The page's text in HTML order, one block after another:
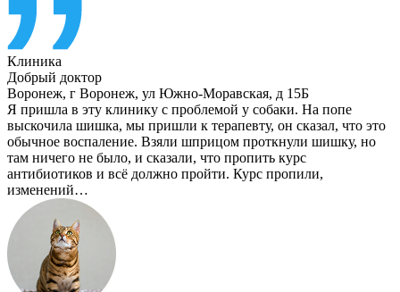
Клиника
Добрый доктор
Воронеж, г Воронеж, ул Южно-Моравская, д 15Б
Я пришла в эту клинику с проблемой у собаки. На попе
выскочила шишка, мы пришли к терапевту, он сказал, что это
обычное воспаление. Взяли шприцом проткнули шишку, но
там ничего не было, и сказали, что пропить курс
антибиотиков и всё должно пройти. Курс пропили,
изменений…